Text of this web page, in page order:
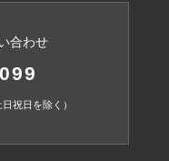
合わせ
祝日を除く）